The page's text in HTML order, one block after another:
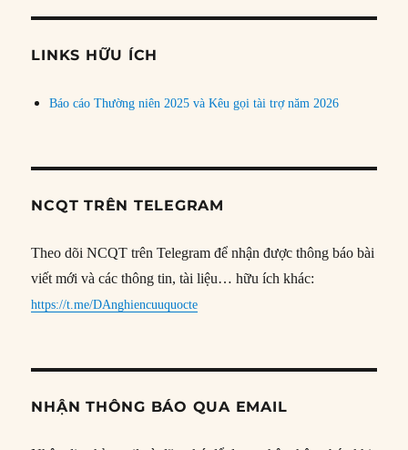
đề
LINKS HỮU ÍCH
Báo cáo Thường niên 2025 và Kêu gọi tài trợ năm 2026
NCQT TRÊN TELEGRAM
Theo dõi NCQT trên Telegram để nhận được thông báo bài
viết mới và các thông tin, tài liệu… hữu ích khác:
https://t.me/DAnghiencuuquocte
NHẬN THÔNG BÁO QUA EMAIL